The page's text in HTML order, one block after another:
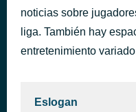
noticias sobre
liga. También hay
entretenimiento
Eslogan